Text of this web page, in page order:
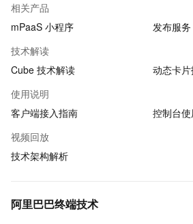
相关产品
mPaaS 小程序
发布服
技术解读
Cube 技术解读
动态卡
使用说明
客户端接入指南
控制台
视频回放
技术架构解析
阿里巴巴终端技术